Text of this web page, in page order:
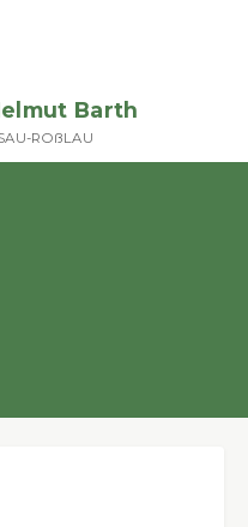
Barth
ROßLAU